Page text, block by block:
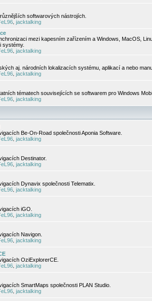
softwarových nástrojích.
jacktalking
mezi kapesním zařízením a Windows, MacOS,
systémy.
jacktalking
aj. národních lokalizacích systému, aplikací a nebo
jacktalking
tématech souvisejících se softwarem pro Windows
jacktalking
Be-On-Road společnosti Aponia Software.
jacktalking
Destinator.
jacktalking
Dynavix společnosti Telematix.
jacktalking
iGO.
jacktalking
Navigon.
jacktalking
OziExplorerCE.
jacktalking
SmartMaps společnosti PLAN Studio.
jacktalking